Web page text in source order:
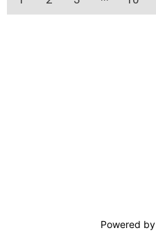
Powered by